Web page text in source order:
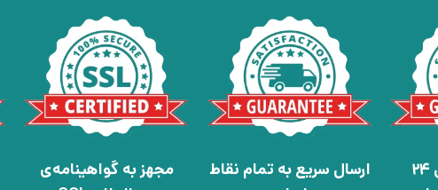
پشتیبانی آنلاین 24
ارسال سریع به تمام نقاط
مجهز به گواهینامه‌ی